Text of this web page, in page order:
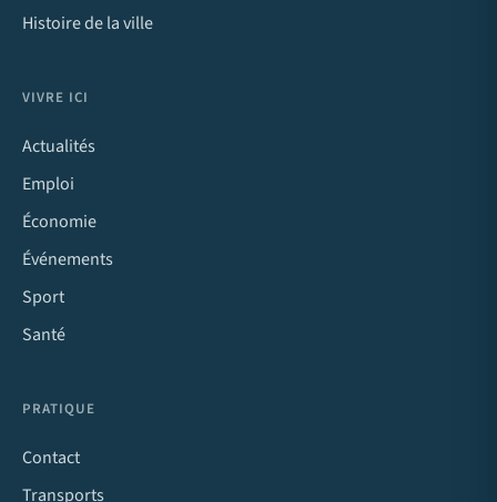
Histoire de la ville
VIVRE ICI
Actualités
Emploi
Économie
Événements
Sport
Santé
PRATIQUE
Contact
Transports